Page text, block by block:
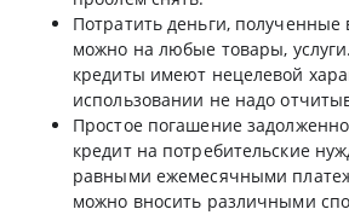
Потратить деньги, полученные
можно на любые товары,
кредиты имеют нецелевой
использовании не надо
Простое погашение
кредит на потребительские
равными ежемесячными
можно вносить различными